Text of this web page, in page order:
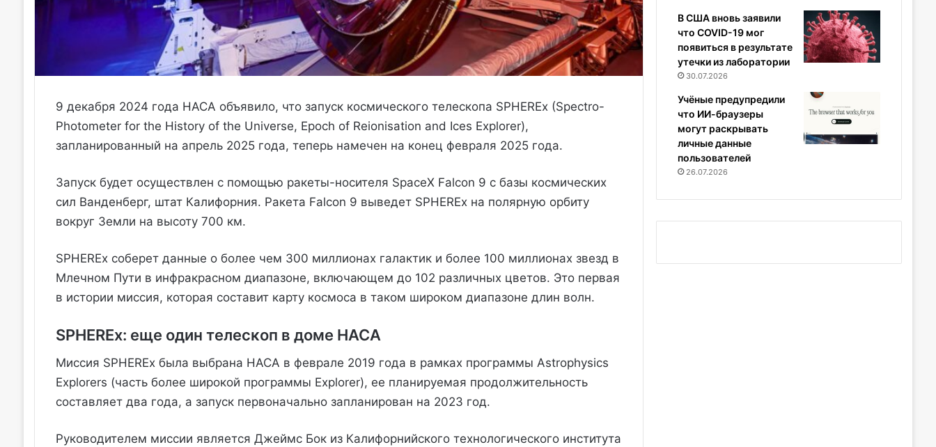
9 декабря 2024 года НАСА объявило, что запуск космического телескопа SPHEREx (Spectro-
Photometer for the History of the Universe, Epoch of Reionisation and Ices Explorer),
запланированный на апрель 2025 года, теперь намечен на конец февраля 2025 года.
Запуск будет осуществлен с помощью ракеты-носителя SpaceX Falcon 9 с базы космических
сил Ванденберг, штат Калифорния. Ракета Falcon 9 выведет SPHEREx на полярную орбиту
вокруг Земли на высоту 700 км.
SPHEREx соберет данные о более чем 300 миллионах галактик и более 100 миллионах звезд в
Млечном Пути в инфракрасном диапазоне, включающем до 102 различных цветов. Это первая
в истории миссия, которая составит карту космоса в таком широком диапазоне длин волн.
SPHEREx: еще один телескоп в доме НАСА
Миссия SPHEREx была выбрана НАСА в феврале 2019 года в рамках программы Astrophysics
Explorers (часть более широкой программы Explorer), ее планируемая продолжительность
составляет два года, а запуск первоначально запланирован на 2023 год.
Руководителем миссии является Джеймс Бок из Калифорнийского технологического института
В США вновь заявили
что COVID-19 мог
появиться в результате
утечки из лаборатории
30.07.2026
Учёные предупредили
что ИИ-браузеры
могут раскрывать
личные данные
пользователей
26.07.2026